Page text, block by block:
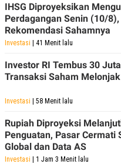
.
I
D
SITEMAP PROFILE
TERM
OF
PEDOMAN
SIBER
PRIVACY
POLICY
IHSG Diproyeksikan
Perdagangan Senin (10/8),
Rekomendasi Sahamnya
Investasi | 41 Menit lalu
Investor RI Tembus 30
Transaksi Saham
Investasi | 58 Menit lalu
Rupiah Diproyeksi
Penguatan, Pasar Cermati
Global dan Data AS
Investasi | 1 Jam 3 Menit lalu